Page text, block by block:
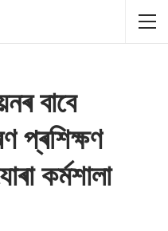
বাবে
প্ৰশিক্ষণ
কৰ্মশালা